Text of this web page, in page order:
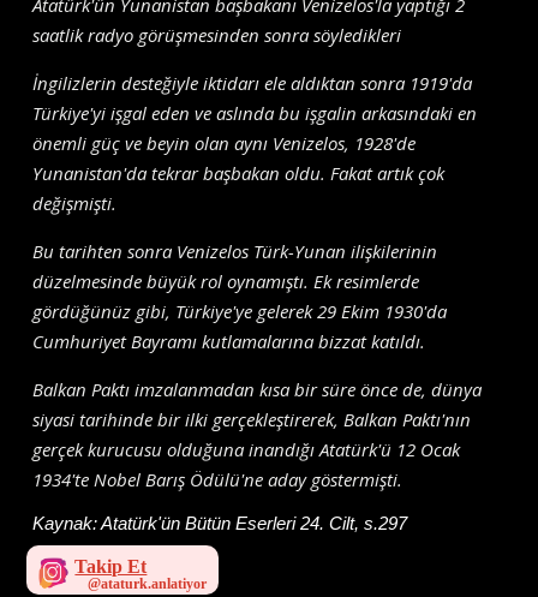
saatlik radyo görüşmesinden sonra söyledikleri
İngilizlerin desteğiyle iktidarı ele aldıktan sonra 1919'da
Türkiye'yi işgal eden ve aslında bu işgalin arkasındaki en
önemli güç ve beyin olan aynı Venizelos, 1928'de
Yunanistan'da tekrar başbakan oldu. Fakat artık çok
değişmişti.
Bu tarihten sonra Venizelos Türk-Yunan ilişkilerinin
düzelmesinde büyük rol oynamıştı. Ek resimlerde
gördüğünüz gibi, Türkiye'ye gelerek 29 Ekim 1930'da
Cumhuriyet Bayramı kutlamalarına bizzat katıldı.
Balkan Paktı imzalanmadan kısa bir süre önce de, dünya
siyasi tarihinde bir ilki gerçekleştirerek, Balkan Paktı'nın
gerçek kurucusu olduğuna inandığı Atatürk'ü 12 Ocak
1934'te Nobel Barış Ödülü'ne aday göstermişti.
Kaynak:Atatürk'ün Bütün Eserleri 24. Cilt, s.297
Takip Et